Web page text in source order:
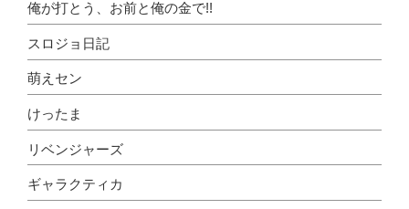
俺が打とう、お前と俺の金で!!
スロジョ日記
萌えセン
けったま
リベンジャーズ
ギャラクティカ